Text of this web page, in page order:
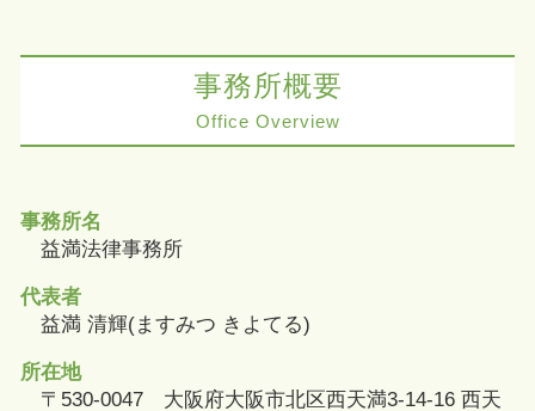
事務所概要
Office Overview
事務所名
益満法律事務所
代表者
益満 清輝(ますみつ きよてる)
所在地
〒530-0047 大阪府大阪市北区西天満3-14-16 西天